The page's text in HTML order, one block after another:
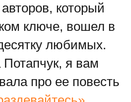
который
ключе, вошел в
любимых.
я вам
про ее повесть